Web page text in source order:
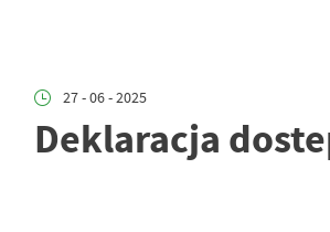
27 - 06 - 2025
Deklaracja